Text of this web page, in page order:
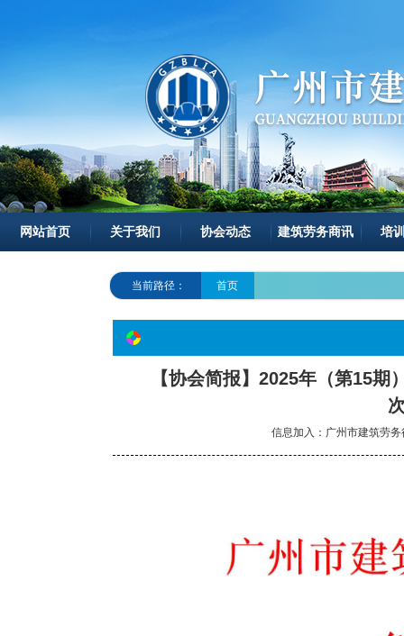
网站首页 关于我们 协会动态 建筑劳务商讯 培
当前路径： 首页
【协会简报】2025年（第15
信息加入：广州市建筑劳务